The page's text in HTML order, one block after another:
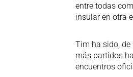
entre todas
insular en otra
Tim ha sido,
más partidos
encuentros